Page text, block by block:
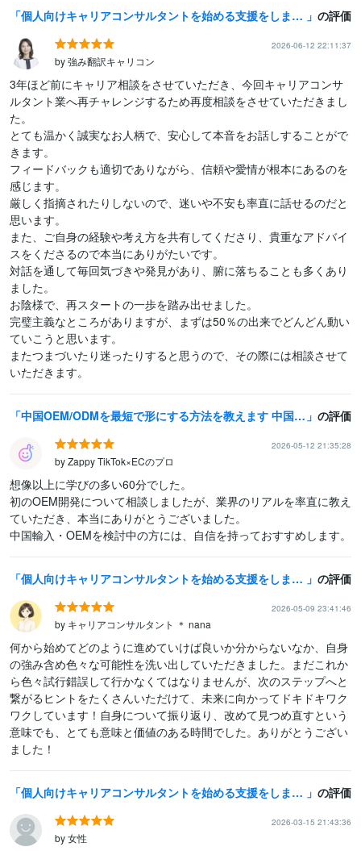
個人向けキャリアコンサルタントを始める支援をします 起業・独立開業・副業するためのアドバイス、相談、ノウハウ提供 の評価
2026-06-12 22:11:37
by 強み翻訳キャリコン
3年ほど前にキャリア相談をさせていただき、今回キャリアコンサ
ルタント業へ再チャレンジするため再度相談をさせていただきまし
た。
とても温かく誠実なお人柄で、安心して本音をお話しすることがで
きます。
フィードバックも適切でありながら、信頼や愛情が根本にあるのを
感じます。
厳しく指摘されたりしないので、迷いや不安も率直に話せるのだと
思います。
また、ご自身の経験や考え方を共有してくださり、貴重なアドバイ
スをくださるので本当にありがたいです。
対話を通して毎回気づきや発見があり、腑に落ちることも多くあり
ました。
お陰様で、再スタートの一歩を踏み出せました。
完璧主義なところがありますが、まずは50％の出来でどんどん動い
ていこうと思います。
またつまづいたり迷ったりすると思うので、その際には相談させて
いただきます。
中国OEM/ODMを最短で形にする方法を教えます 中国製造20年の実績ノウハウを中国現地からオンラインでご提供 の評価
2026-05-12 21:35:28
by Zappy TikTok×ECのプロ
想像以上に学びの多い60分でした。
初のOEM開発について相談しましたが、業界のリアルを率直に教え
ていただき、本当にありがとうございました。
中国輸入・OEMを検討中の方には、自信を持っておすすめします。
個人向けキャリアコンサルタントを始める支援をします 起業・独立開業・副業するためのアドバイス、相談、ノウハウ提供 の評価
2026-05-09 23:41:46
by キャリアコンサルタント ＊ nana
何から始めてどのように進めていけば良いか分からないなか、自身
の強み含め色々な可能性を洗い出していただきました。まだこれか
ら色々試行錯誤して行かなくてはなりませんが、次のステップへと
繋がるヒントをたくさんいただけて、未来に向かってドキドキワク
ワクしています！自身について振り返り、改めて見つめ直すという
意味でも、とても意味と価値のある時間でした。ありがとうござい
ました！
個人向けキャリアコンサルタントを始める支援をします 起業・独立開業・副業するためのアドバイス、相談、ノウハウ提供 の評価
2026-03-15 21:43:36
by 女性